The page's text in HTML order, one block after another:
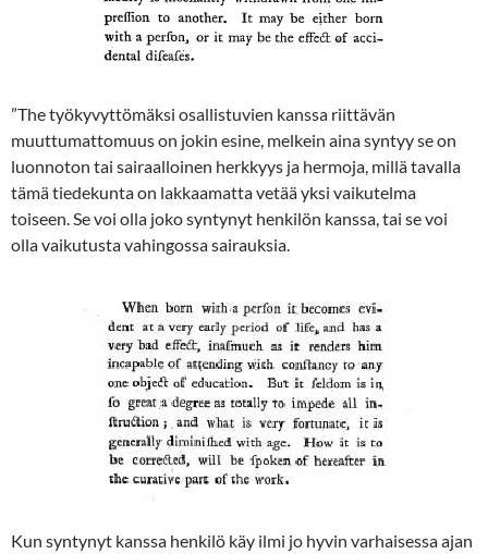
”The työkyvyttömäksi osallistuvien kanssa riittävän
muuttumattomuus on jokin esine, melkein aina syntyy se on
luonnoton tai sairaalloinen herkkyys ja hermoja, millä tavalla
tämä tiedekunta on lakkaamatta vetää yksi vaikutelma
toiseen. Se voi olla joko syntynyt henkilön kanssa, tai se voi
olla vaikutusta vahingossa sairauksia.
Kun syntynyt kanssa henkilö käy ilmi jo hyvin varhaisessa ajan